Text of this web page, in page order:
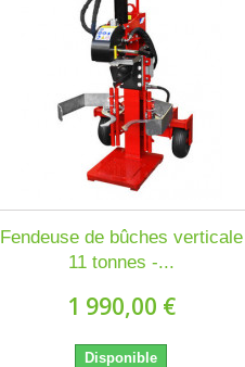
Fendeuse de bûches verticale
11 tonnes -...
1 990,00 €
Disponible